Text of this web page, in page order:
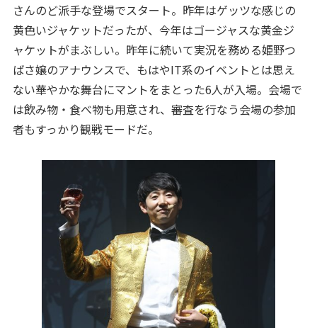
さんのど派手な登場でスタート。昨年はゲッツな感じの
黄色いジャケットだったが、今年はゴージャスな黄金ジ
ャケットがまぶしい。昨年に続いて実況を務める姫野つ
ばさ嬢のアナウンスで、もはやIT系のイベントとは思え
ない華やかな舞台にマントをまとった6人が入場。会場で
は飲み物・食べ物も用意され、審査を行なう会場の参加
者もすっかり観戦モードだ。